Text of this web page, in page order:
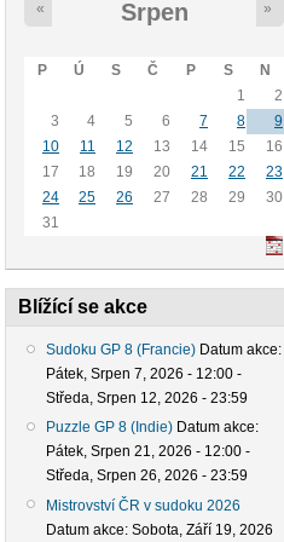
« Srpen »
P Ú S Č P S
N
1
2
3
4 5 6 7 8
9
10
11 12 13 14 15
16
17
18 19 20 21 22
23
24
25 26 27 28 29
30
31
Blížící se akce
Sudoku GP 8 (Francie) Datum akce:
Pátek, Srpen 7, 2026 - 12:00 -
Středa, Srpen 12, 2026 - 23:59
Puzzle GP 8 (Indie) Datum akce:
Pátek, Srpen 21, 2026 - 12:00 -
Středa, Srpen 26, 2026 - 23:59
Mistrovství ČR v sudoku 2026
Datum akce: Sobota, Září 19, 2026